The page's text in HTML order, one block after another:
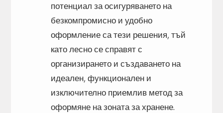
потенциал за осигуряването на
безкомпромисно и удобно
оформление са тези решения, тъй
като лесно се справят с
организирането и създаването на
идеален, функционален и
изключително приемлив метод за
оформяне на зоната за хранене.